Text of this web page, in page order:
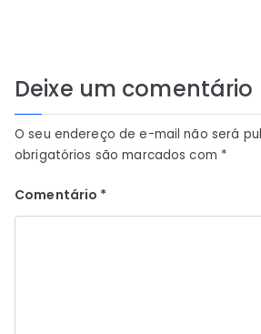
Deixe um comentário
O seu endereço de e-mail não será
obrigatórios são marcados com *
Comentário *